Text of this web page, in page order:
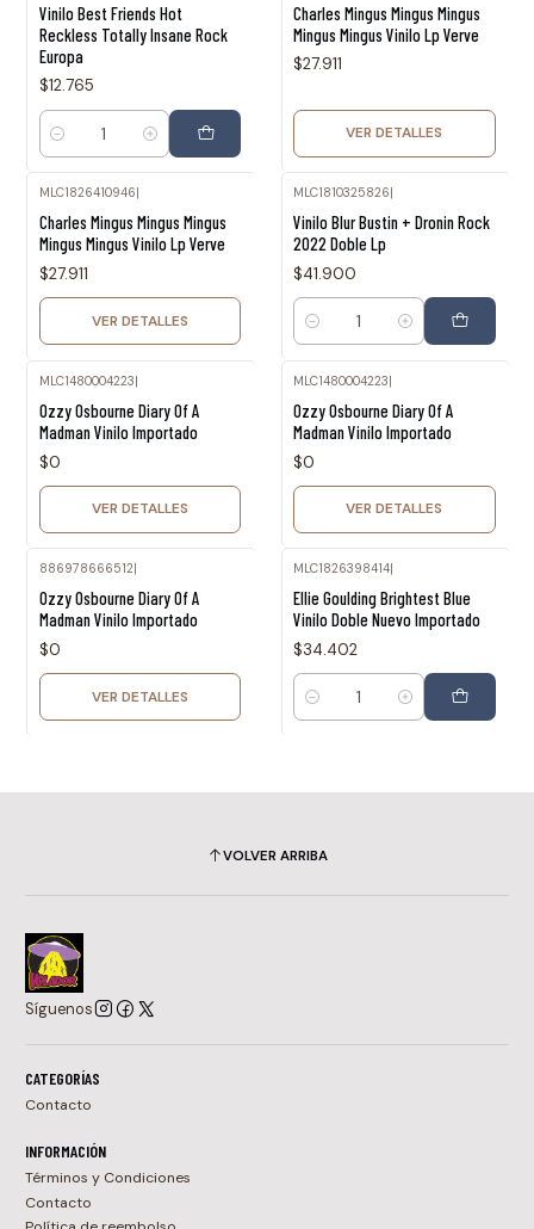
Vinilo Best Friends Hot
Reckless Totally Insane Rock
Europa
$12.765
Cantidad
Charles Mingus Mingus Mingus
Mingus Mingus Vinilo Lp Verve
$27.911
VER DETALLES
MLC1826410946
Charles Mingus Mingus Mingus
Mingus Mingus Vinilo Lp Verve
$27.911
VER DETALLES
MLC1810325826
Vinilo Blur Bustin + Dronin Rock
2022 Doble Lp
$41.900
Cantidad
MLC1480004223|
Ozzy Osbourne Diary Of A
Madman Vinilo Importado
$0
VER DETALLES
MLC1480004223|
Ozzy Osbourne Diary Of A
Madman Vinilo Importado
$0
VER DETALLES
886978666512|
Ozzy Osbourne Diary Of A
Madman Vinilo Importado
$0
VER DETALLES
MLC1826398414
Ellie Goulding Brightest Blue
Vinilo Doble Nuevo Importado
$34.402
Cantidad
VOLVER ARRIBA
Síguenos
CATEGORÍAS
Contacto
INFORMACIÓN
Términos y Condiciones
Contacto